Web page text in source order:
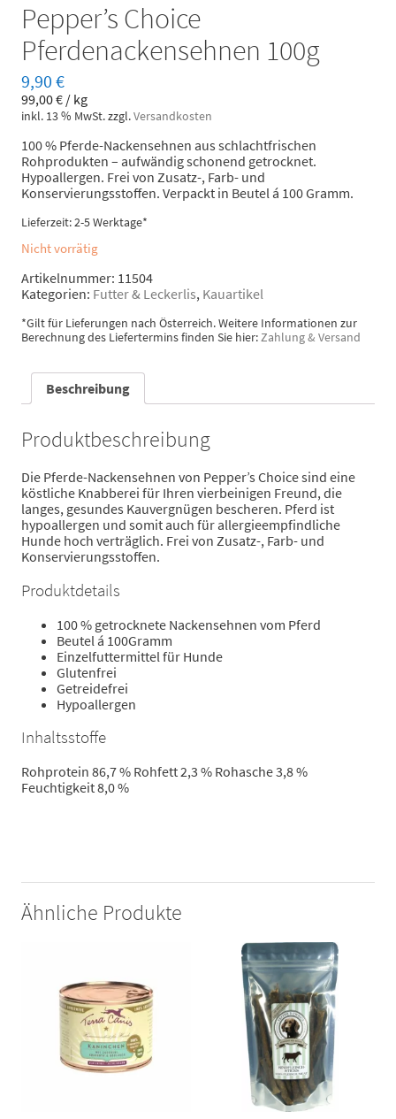
Pepper’s Choice
Pferdenackensehnen 100g
9,90 €
99,00€ / kg
inkl. 13 % MwSt.zzgl.Versandkosten
100 % Pferde-Nackensehnen aus schlachtfrischen
Rohprodukten – aufwändig schonend getrocknet.
Hypoallergen. Frei von Zusatz-, Farb- und
Konservierungsstoffen. Verpackt in Beutel á 100 Gramm.
Lieferzeit: 2-5 Werktage*
Nicht vorrätig
Artikelnummer: 11504
Kategorien: Futter & Leckerlis, Kauartikel
*Gilt für Lieferungen nach Österreich. Weitere Informationen zur
Berechnung des Liefertermins finden Sie hier:Zahlung & Versand
Beschreibung
Produktbeschreibung
Die Pferde-Nackensehnen von Pepper’s Choice sind eine
köstliche Knabberei für Ihren vierbeinigen Freund, die
langes, gesundes Kauvergnügen bescheren. Pferd ist
hypoallergen und somit auch für allergieempfindliche
Hunde hoch verträglich. Frei von Zusatz-, Farb- und
Konservierungsstoffen.
Produktdetails
100 % getrocknete Nackensehnen vom Pferd
Beutel á 100Gramm
Einzelfuttermittel für Hunde
Glutenfrei
Getreidefrei
Hypoallergen
Inhaltsstoffe
Rohprotein 86,7 % Rohfett 2,3 % Rohasche 3,8 %
Feuchtigkeit 8,0 %
Ähnliche Produkte